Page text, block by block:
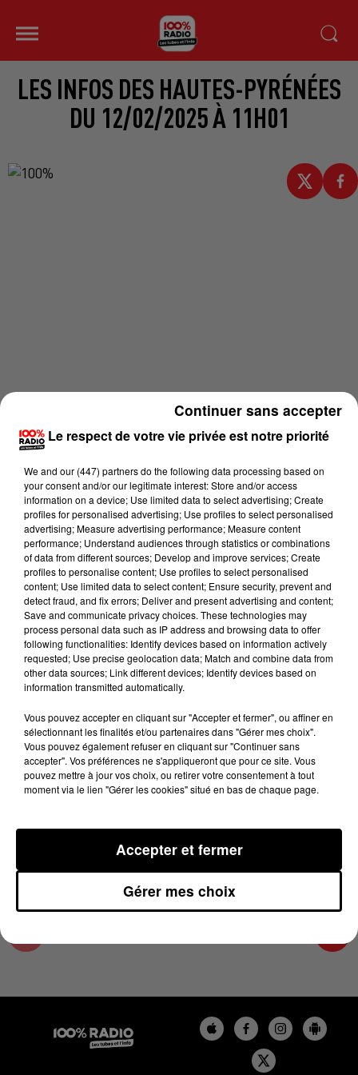
LES INFOS DES HAUTES-PYRÉNÉES
DU 12/02/2025 À 11H01
Lecture (2 min 14 sec)
100%
100% Radio les infos des Hautes-Pyrénées
12 février 2025 - 2 min 14 sec
LES INFOS DES HAUTES-PYRÉNÉES DU
12/02/2025 À 11H01
Podcasts infos des Hautes-Pyrénées
Le respect de votre vie privée est notre priorité
We and our (447) partnersdo the following data processing based on
your consent and/or our legitimate interest: Store and/or access
information on a device; Use limited data to select advertising; Create
profiles for personalised advertising; Use profiles to select personalised
advertising; Measure advertising performance; Measure content
performance; Understand audiences through statistics or combinations
of data from different sources; Develop and improve services; Create
profiles to personalise content; Use profiles to select personalised
content; Use limited data to select content; Ensure security, prevent and
detect fraud, and fix errors; Deliver and present advertising and content;
Save and communicate privacy choices. These technologies may
process personal data such as IP address and browsing data to offer
following functionalities: Identify devices based on information actively
requested; Use precise geolocation data; Match and combine data from
other data sources; Link different devices; Identify devices based on
information transmitted automatically.
Vous pouvez accepter en cliquant sur "Accepter et fermer", ou affiner en
sélectionnant les finalités et/ou partenaires dans "Gérer mes choix".
Vous pouvez également refuser en cliquant sur "Continuer sans
accepter". Vos préférences ne s'appliqueront que pour ce site. Vous
pouvez mettre à jour vos choix, ou retirer votre consentement à tout
moment via le lien "Gérer les cookies" situé en bas de chaque page.
Gérer mes choix
Accepter et fermer
Continuer sans accepter